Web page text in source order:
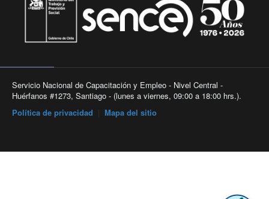
Servicio Nacional de Capacitación y Empleo - Nivel Central -
Huérfanos #1273, Santiago - (lunes a viernes, 09:00 a 18:00 hrs.).
Política de privacidad
Mapa del sitio